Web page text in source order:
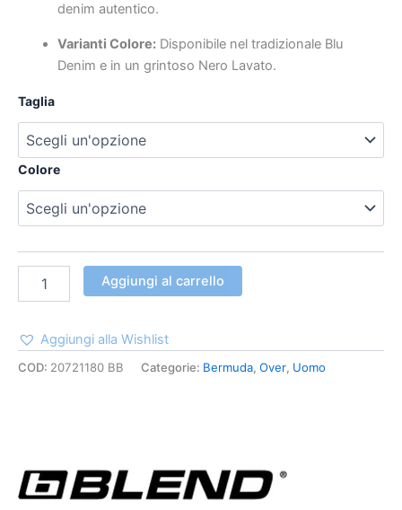
denim autentico.
Varianti Colore:Disponibile nel tradizionale Blu
Denim e in un grintoso Nero Lavato.
Taglia
Colore
Aggiungi al carrello
Aggiungi alla Wishlist
COD: 20721180 BB Categorie: Bermuda, Over, Uomo